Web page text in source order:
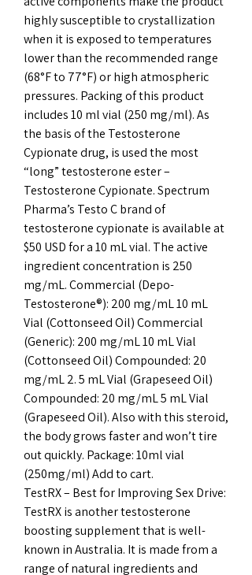
highly susceptible to crystallization
when it is exposed to temperatures
lower than the recommended range
(68°F to 77°F) or high atmospheric
pressures. Packing of this product
includes 10 ml vial (250 mg/ml). As
the basis of the Testosterone
Cypionate drug, is used the most
“long” testosterone ester –
Testosterone Cypionate. Spectrum
Pharma’s Testo C brand of
testosterone cypionate is available at
$50 USD for a 10 mL vial. The active
ingredient concentration is 250
mg/mL. Commercial (Depo-
Testosterone®): 200 mg/mL 10 mL
Vial (Cottonseed Oil) Commercial
(Generic): 200 mg/mL 10 mL Vial
(Cottonseed Oil) Compounded: 20
mg/mL 2. 5 mL Vial (Grapeseed Oil)
Compounded: 20 mg/mL 5 mL Vial
(Grapeseed Oil). Also with this steroid,
the body grows faster and won’t tire
out quickly. Package: 10ml vial
(250mg/ml) Add to cart.
TestRX – Best for Improving Sex Drive:
TestRX is another testosterone
boosting supplement that is well-
known in Australia. It is made from a
range of natural ingredients and